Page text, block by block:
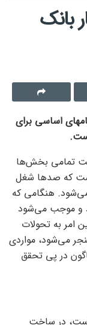
بانک
اساسی برای
تمامی بخش‌ها
که صد‌ها شغل
می‌شود. هنگامی که
و موجب می‌شود
امر به تحولات
می‌شود، مواردی
در پی تحقق
در ساخت